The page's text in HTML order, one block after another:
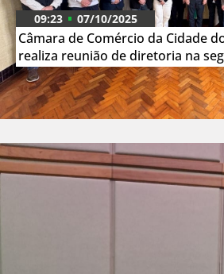
Câmara de Comércio da Cidade
realiza reunião de diretoria na
09:23 07/10/2025